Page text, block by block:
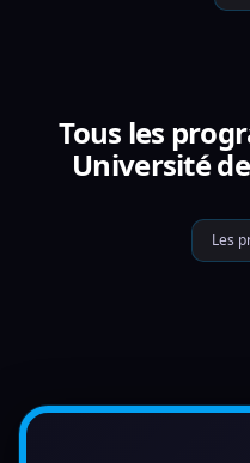
Tous les
Université
Les